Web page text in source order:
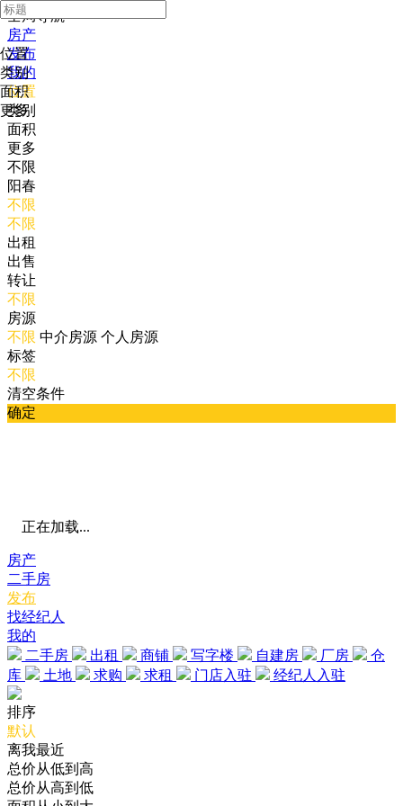
全局导航
房产
发布
我的
位置
类别
面积
更多
位置
类别
面积
更多
不限
阳春
不限
不限
出租
出售
转让
不限
房源
不限 中介房源 个人房源
标签
不限
清空条件
确定
正在加载...
房产
二手房
发布
找经纪人
我的
二手房
出租 商铺 写字楼 自建房 厂房
仓
库
土地 求购 求租 门店入驻 经纪人入驻
排序
默认
离我最近
总价从低到高
总价从高到低